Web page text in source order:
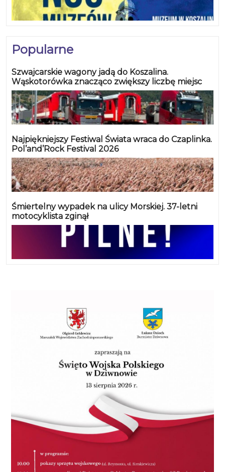
Popularne
Szwajcarskie wagony jadą do Koszalina.
Wąskotorówka znacząco zwiększy liczbę miejsc
Najpiękniejszy Festiwal Świata wraca do Czaplinka.
Pol’and’Rock Festival 2026
Śmiertelny wypadek na ulicy Morskiej. 37-letni
motocyklista zginął